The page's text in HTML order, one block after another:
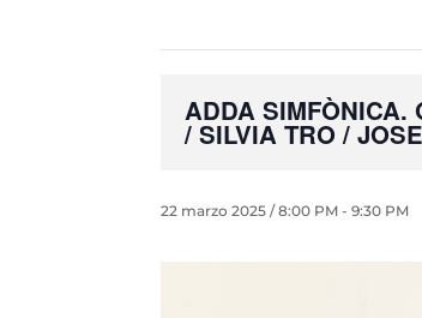
ADDA SIMFÒNICA.
/ SILVIA TRO /
22 marzo 2025 / 8:00 PM -9:30 PM